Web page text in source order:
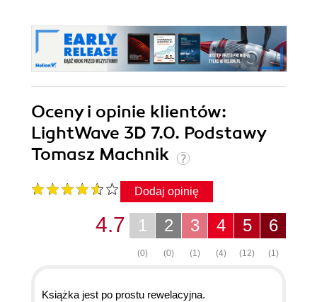
Oceny i opinie klientów:
LightWave 3D 7.0. Podstawy
Tomasz Machnik
Dodaj opinię
6
(1)
5
(12)
4
(4)
3
(1)
2
(0)
1
(0)
4.7
Książka jest po prostu rewelacyjna.